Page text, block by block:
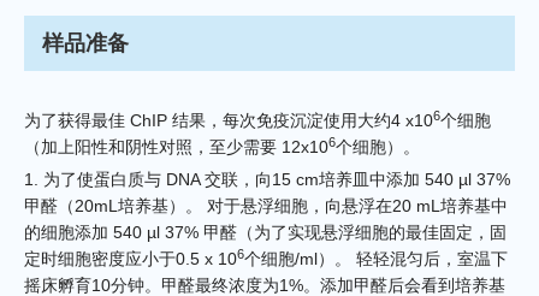
样品准备
为了获得最佳 ChIP 结果，每次免疫沉淀使用大约4 x106个细胞
（加上阳性和阴性对照，至少需要 12x106个细胞）。
1. 为了使蛋白质与 DNA 交联，向15 cm培养皿中添加 540 µl 37%
甲醛（20mL培养基）。 对于悬浮细胞，向悬浮在20 mL培养基中
的细胞添加 540 µl 37% 甲醛（为了实现悬浮细胞的最佳固定，固
定时细胞密度应小于0.5 x 106个细胞/ml）。 轻轻混匀后，室温下
摇床孵育10分钟。甲醛最终浓度为1%。添加甲醛后会看到培养基